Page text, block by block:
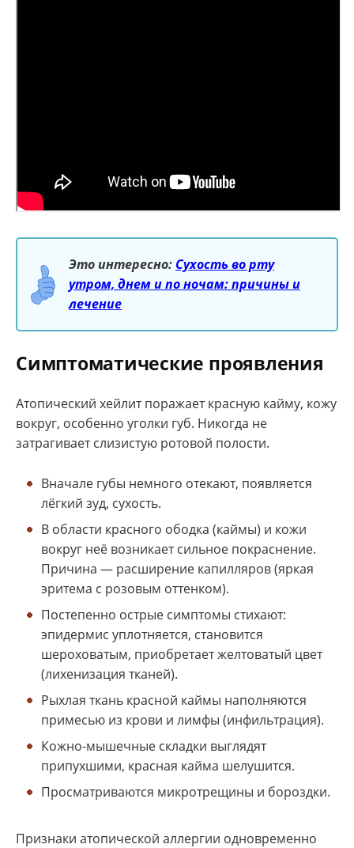
Это интересно: Сухость во рту
утром, днем и по ночам: причины и
лечение
Симптоматические проявления
Атопический хейлит поражает красную кайму, кожу
вокруг, особенно уголки губ. Никогда не
затрагивает слизистую ротовой полости.
Вначале губы немного отекают, появляется
лёгкий зуд, сухость.
В области красного ободка (каймы) и кожи
вокруг неё возникает сильное покраснение.
Причина — расширение капилляров (яркая
эритема с розовым оттенком).
Постепенно острые симптомы стихают:
эпидермис уплотняется, становится
шероховатым, приобретает желтоватый цвет
(лихенизация тканей).
Рыхлая ткань красной каймы наполняются
примесью из крови и лимфы (инфильтрация).
Кожно-мышечные складки выглядят
припухшими, красная кайма шелушится.
Просматриваются микротрещины и бороздки.
Признаки атопической аллергии одновременно